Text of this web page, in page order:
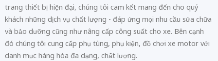
trang thiết bị hiện đại, chúng tôi cam kết mang đến cho quý
khách những dịch vụ chất lượng - đáp ứng mọi nhu cầu sửa chữa
và bảo dưỡng cũng như nâng cấp công suất cho xe. Bên cạnh
đó chúng tôi cung cấp phụ tùng, phụ kiện, đồ chơi xe motor với
danh mục hàng hóa đa dạng, chất lượng.